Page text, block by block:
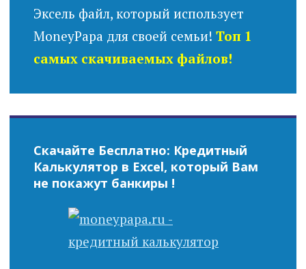
Эксель файл, который использует
MoneyPapa для своей семьи! Топ 1
самых скачиваемых файлов!
Скачайте Бесплатно: Кредитный
Калькулятор в Excel, который Вам
не покажут банкиры !